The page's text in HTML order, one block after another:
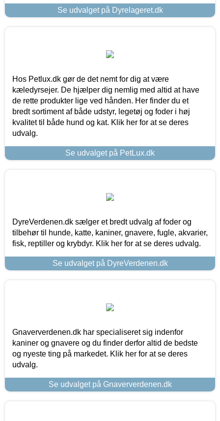
Se udvalget på Dyrelageret.dk
Hos Petlux.dk gør de det nemt for dig at være
kæledyrsejer. De hjælper dig nemlig med altid at have
de rette produkter lige ved hånden. Her finder du et
bredt sortiment af både udstyr, legetøj og foder i høj
kvalitet til både hund og kat. Klik her for at se deres
udvalg.
Se udvalget på PetLux.dk
DyreVerdenen.dk sælger et bredt udvalg af foder og
tilbehør til hunde, katte, kaniner, gnavere, fugle, akvarier,
fisk, reptiller og krybdyr. Klik her for at se deres udvalg.
Se udvalget på DyreVerdenen.dk
Gnaververdenen.dk har specialiseret sig indenfor
kaniner og gnavere og du finder derfor altid de bedste
og nyeste ting på markedet. Klik her for at se deres
udvalg.
Se udvalget på Gnaververdenen.dk